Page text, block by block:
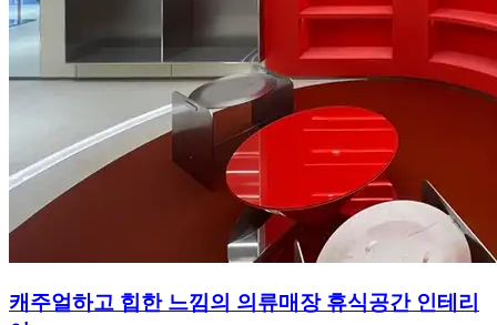
캐주얼하고 힙한 느낌의 의류매장 휴식공간 인테리